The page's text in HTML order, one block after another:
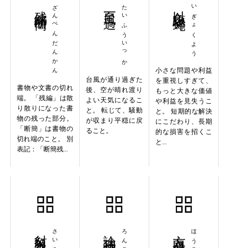
ざんぺんだんかん
書物や文書の切れ
端。 「残編」は散
り散りになった書
物の残った部分。
「断簡」は書物の
切れ端のこと。 別
表記：「断簡残...
たいふういっか
台風が通り過ぎた
後、空が晴れ渡り
よい天気になるこ
と。 転じて、騒動
が収まり平穏に戻
ること。
いぎょくよう
小さな問題や利益
を重視しすぎて、
もっと大きな価値
や利益を見失うこ
と。 短期的な解決
にこだわり、長期
的な損害を招くこ
と...